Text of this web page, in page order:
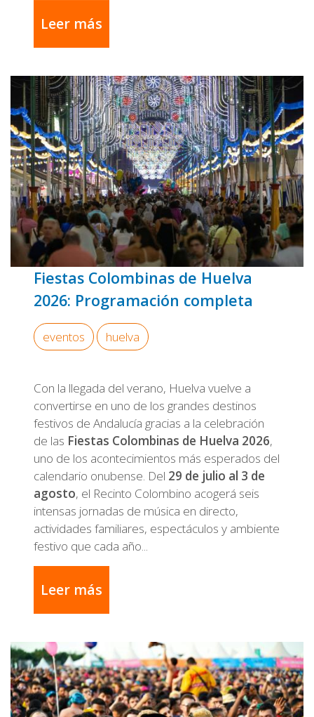
Leer más
Fiestas Colombinas de Huelva
2026: Programación completa
eventos huelva
Con la llegada del verano, Huelva vuelve a
convertirse en uno de los grandes destinos
festivos de Andalucía gracias a la celebración
de las Fiestas Colombinas de Huelva 2026,
uno de los acontecimientos más esperados del
calendario onubense. Del 29 de julio al 3 de
agosto, el Recinto Colombino acogerá seis
intensas jornadas de música en directo,
actividades familiares, espectáculos y ambiente
festivo que cada año...
Leer más